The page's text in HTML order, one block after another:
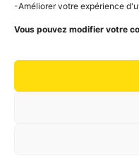
-Améliorer votre expérience
Vous pouvez modifier votre